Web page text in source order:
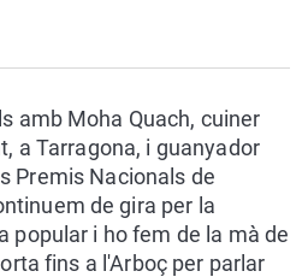
Gente viajera
Como el perro y el
Retornados
Equipo de
Operación Viuda
Galicia
La Rioja
Navarra
País Vasco
Televisión
Elecciones
amb Moha Quach, cuiner
a Tarragona, i guanyador
Premis Nacionals de
de gira per la
popular i ho fem de la mà de
fins a l'Arboç per parlar